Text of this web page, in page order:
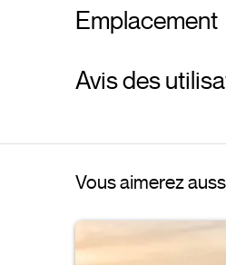
Emplacement
Avis des
Vous aimerez